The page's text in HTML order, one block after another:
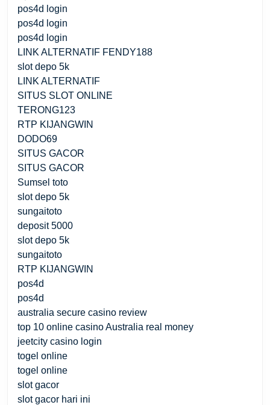
pos4d login
pos4d login
pos4d login
LINK ALTERNATIF FENDY188
slot depo 5k
LINK ALTERNATIF
SITUS SLOT ONLINE
TERONG123
RTP KIJANGWIN
DODO69
SITUS GACOR
SITUS GACOR
Sumsel toto
slot depo 5k
sungaitoto
deposit 5000
slot depo 5k
sungaitoto
RTP KIJANGWIN
pos4d
pos4d
australia secure casino review
top 10 online casino Australia real money
jeetcity casino login
togel online
togel online
slot gacor
slot gacor hari ini